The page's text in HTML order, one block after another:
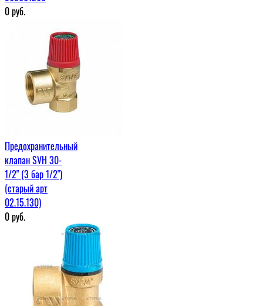
0руб.
Предохранительный
клапан SVH 30-
1/2" (3 бар 1/2")
(старый арт
02.15.130)
0руб.